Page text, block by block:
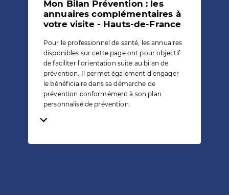
Mon Bilan Prévention : les
annuaires complémentaires à
votre visite - Hauts-de-France
Pour le professionnel de santé, les annuaires
disponibles sur cette page ont pour objectif
de faciliter l’orientation suite au bilan de
prévention. Il permet également d’engager
le bénéficiaire dans sa démarche de
prévention conformément à son plan
personnalisé de prévention.
Temps de lecture